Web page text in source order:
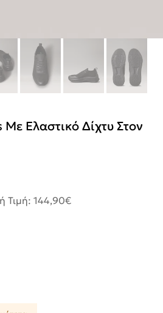
Ελαστικό Δίχτυ Στον
Τιμή: 144,90€